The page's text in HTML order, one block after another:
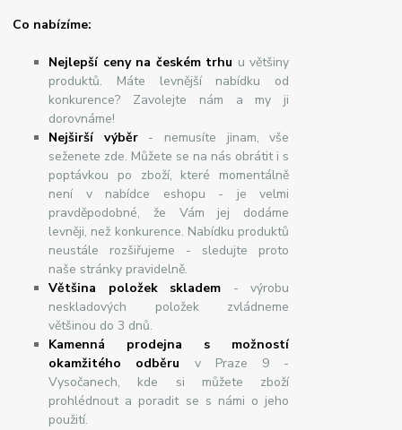
Co nabízíme:
Nejlepší ceny na českém trhu u většiny
produktů. Máte levnější nabídku od
konkurence? Zavolejte nám a my ji
dorovnáme!
Nejširšívýběr- nemusíte jinam, vše
seženete zde. Můžete se na nás obrátit i s
poptávkou po zboží, které momentálně
není v nabídce eshopu - je velmi
pravděpodobné, že Vám jej dodáme
levněji, než konkurence. Nabídku produktů
neustále rozšiřujeme - sledujte proto
naše stránky pravidelně.
Většina položek skladem - výrobu
neskladových položek zvládneme
většinou do 3 dnů.
Kamenná prodejna s možností
okamžitého odběru v Praze 9 -
Vysočanech, kde si můžete zboží
prohlédnout a poradit se s námi o jeho
použití.